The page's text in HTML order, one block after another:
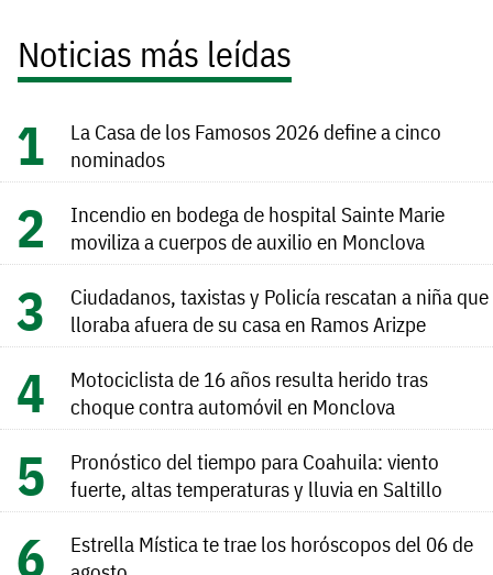
Noticias más leídas
La Casa de los Famosos 2026 define a cinco
nominados
Incendio en bodega de hospital Sainte Marie
moviliza a cuerpos de auxilio en Monclova
Ciudadanos, taxistas y Policía rescatan a niña que
lloraba afuera de su casa en Ramos Arizpe
Motociclista de 16 años resulta herido tras
choque contra automóvil en Monclova
Pronóstico del tiempo para Coahuila: viento
fuerte, altas temperaturas y lluvia en Saltillo
Estrella Mística te trae los horóscopos del 06 de